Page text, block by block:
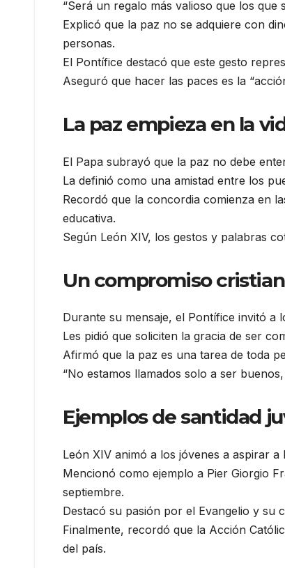
“Será un regalo más valioso que los
Explicó que la paz no se adquiere con
personas.
El Pontífice destacó que este gesto
Aseguró que hacer las paces es la
La paz empieza en la
El Papa subrayó que la paz no debe
La definió como una amistad entre los
Recordó que la concordia comienza en
educativa.
Según León XIV, los gestos y palabras
Un compromiso
Durante su mensaje, el Pontífice invitó a
Les pidió que soliciten la gracia de ser
Afirmó que la paz es una tarea de toda
“No estamos llamados solo a ser
Ejemplos de santidad
León XIV animó a los jóvenes a aspirar a
Mencionó como ejemplo a Pier Giorgio
septiembre.
Destacó su pasión por el Evangelio y su
Finalmente, recordó que la Acción
del país.